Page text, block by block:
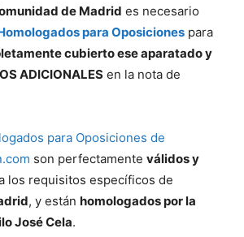
de Madrid es necesario
para Oposiciones para
cubierto ese aparatado y
ADICIONALES en la nota de
para Oposiciones de
son perfectamente válidos y
los requisitos específicos de
, y están homologados por la
José Cela.